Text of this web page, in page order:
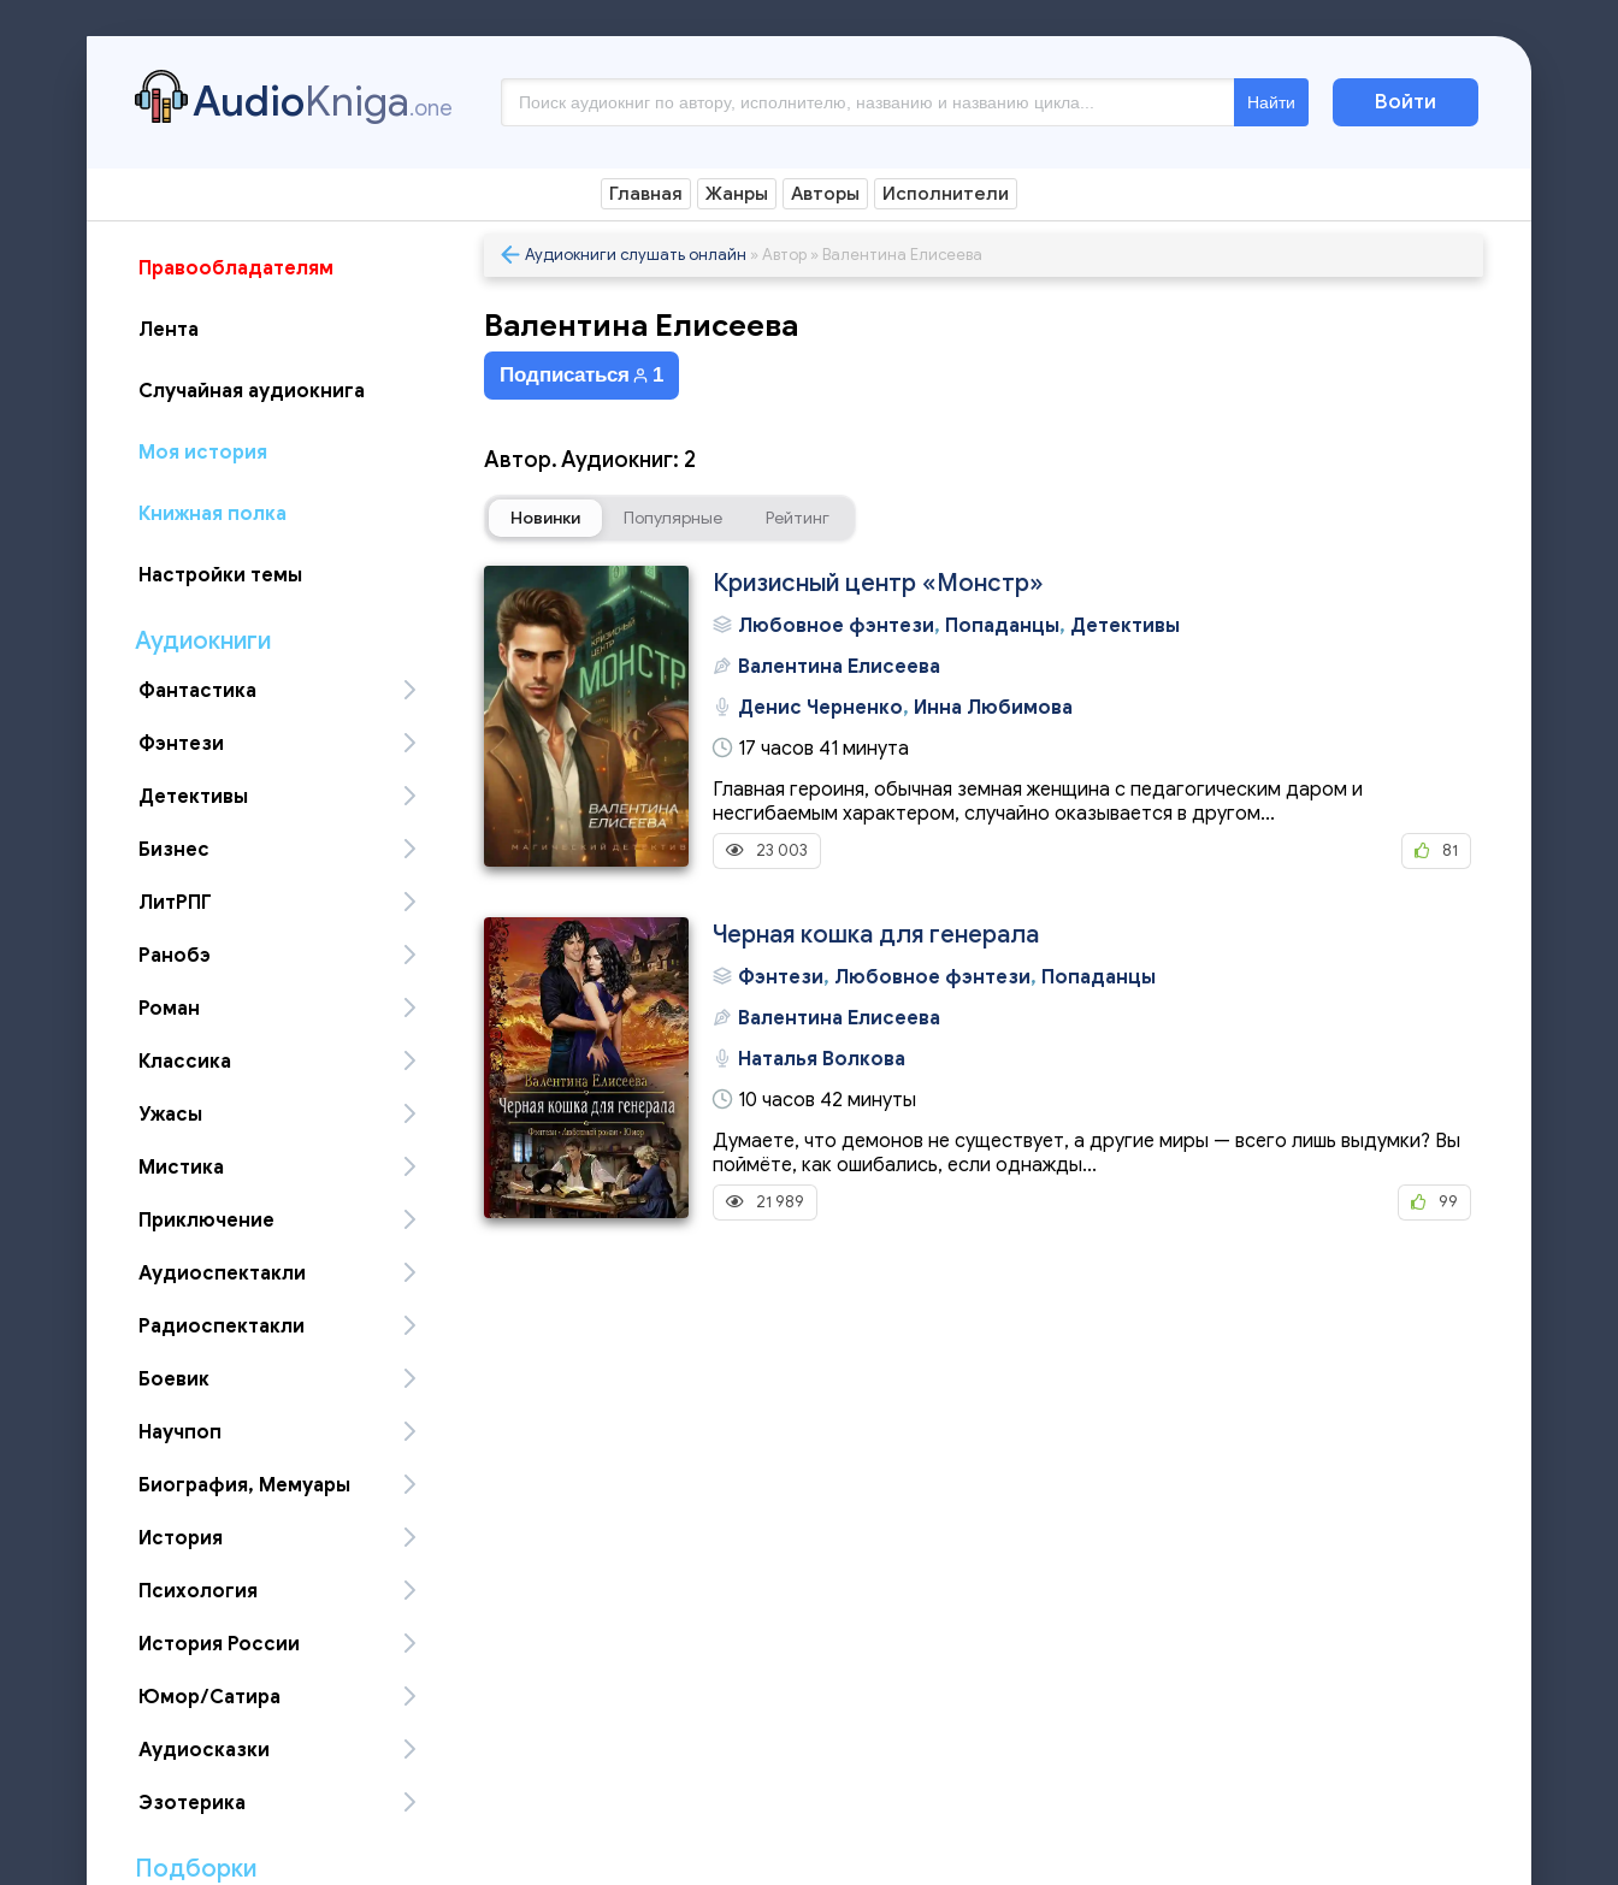
AudioKniga.one Найти Войти
Главная Жанры Авторы Исполнители
Правообладателям
Лента
Случайная аудиокнига
Моя история
Книжная полка
Настройки темы
Аудиокниги
Фантастика
Фэнтези
Детективы
Бизнес
ЛитРПГ
Ранобэ
Роман
Классика
Ужасы
Мистика
Приключение
Аудиоспектакли
Радиоспектакли
Боевик
Научпоп
Биография, Мемуары
История
Психология
История России
Юмор/Сатира
Аудиосказки
Эзотерика
Подборки
Аудиокниги слушать онлайн » Автор » Валентина Елисеева
Валентина Елисеева
Подписаться 1
Автор. Аудиокниг: 2
Новинки Популярные Рейтинг
Кризисный центр «Монстр»
Любовное фэнтези, Попаданцы, Детективы
Валентина Елисеева
Денис Черненко, Инна Любимова
17 часов 41 минута
Главная героиня, обычная земная женщина с педагогическим даром и
несгибаемым характером, случайно оказывается в другом...
23 003 81
Черная кошка для генерала
Фэнтези, Любовное фэнтези, Попаданцы
Валентина Елисеева
Наталья Волкова
10 часов 42 минуты
Думаете, что демонов не существует, а другие миры — всего лишь выдумки? Вы
поймёте, как ошибались, если однажды...
21 989 99